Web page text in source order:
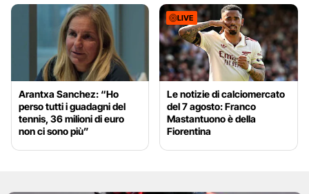
Arantxa Sanchez: “Ho
perso tutti i guadagni del
tennis, 36 milioni di euro
non ci sono più”
LIVE
Le notizie di calciomercato
del 7 agosto: Franco
Mastantuono è della
Fiorentina